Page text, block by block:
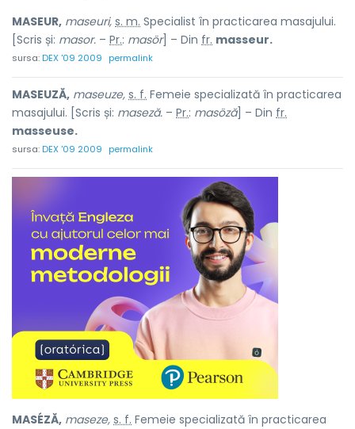
MASEUR, maseuri, s. m. Specialist în practicarea masajului.
[Scris și: masor. – Pr.: masör] – Din fr. masseur.
sursa:DEX '09 2009 permalink
MASEUZĂ, maseuze, s. f. Femeie specializată în practicarea
masajului. [Scris și: maseză. – Pr.: masöză] – Din fr.
masseuse.
sursa:DEX '09 2009 permalink
MASÉZĂ, maseze, s. f. Femeie specializată în practicarea